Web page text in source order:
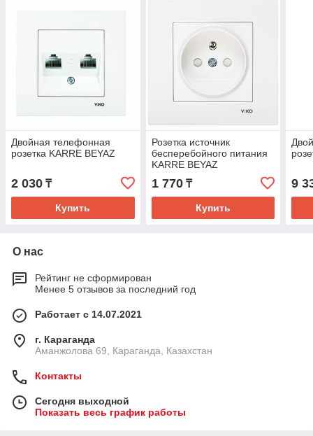
Двойная телефонная
розетка KARRE BEYAZ
2 030 ₸
Купить
Розетка источник
бесперебойного питания
KARRE BEYAZ
1 770₸
Купить
9
О нас
Рейтинг не сформирован
Менее 5 отзывов за последний год
Работает с 14.07.2021
г. Караганда
Аманжолова 69, Караганда, Казахстан
Контакты
Сегодня выходной
Показать весь график работы